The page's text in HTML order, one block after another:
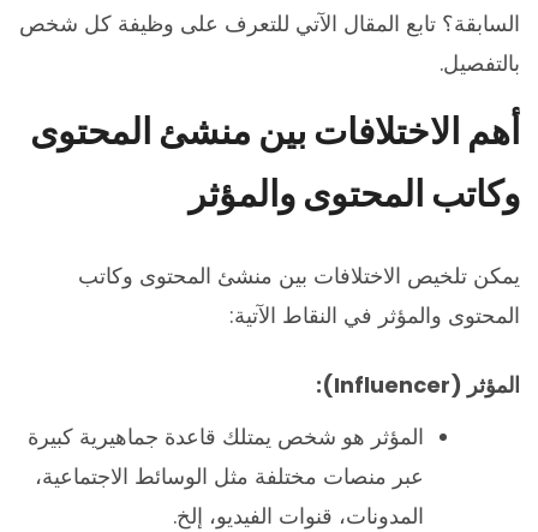
السابقة؟ تابع المقال الآتي للتعرف على وظيفة كل شخص
بالتفصيل.
أهم الاختلافات بين منشئ المحتوى
وكاتب المحتوى والمؤثر
يمكن تلخيص الاختلافات بين منشئ المحتوى وكاتب
المحتوى والمؤثر في النقاط الآتية:
المؤثر (Influencer):
المؤثر هو شخص يمتلك قاعدة جماهيرية كبيرة
عبر منصات مختلفة مثل الوسائط الاجتماعية،
المدونات، قنوات الفيديو، إلخ.